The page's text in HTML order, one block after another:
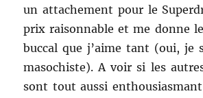
un attachement pour le
prix raisonnable et me donne
buccal que j’aime tant (oui, je
masochiste). A voir si les
sont tout aussi